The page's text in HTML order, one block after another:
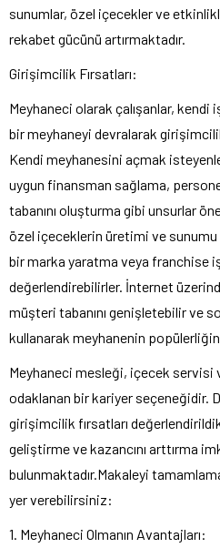
sunumlar, özel içecekler ve
rekabet gücünü artırmaktadır.
Girişimcilik Fırsatları:
Meyhaneci olarak çalışanlar,
bir meyhaneyi devralarak
Kendi meyhanesini açmak
uygun finansman sağlama,
tabanını oluşturma gibi unsurlar
özel içeceklerin üretimi ve sunumu
bir marka yaratma veya franchise
değerlendirebilirler. İnternet
müşteri tabanını genişletebilir ve
kullanarak meyhanenin
Meyhaneci mesleği, içecek
odaklanan bir kariyer seçeneğidir.
girişimcilik fırsatları
geliştirme ve kazancını arttırma
bulunmaktadır.Makaleyi
yer verebilirsiniz:
1. Meyhaneci Olmanın Avantajları: